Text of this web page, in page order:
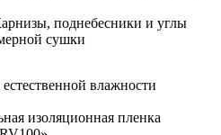
поднебесники и углы
сушки
влажности
изоляционная пленка